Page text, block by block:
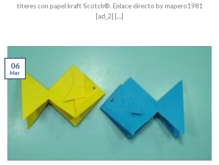
títeres con papel kraft Scotch®. Enlace directo by mapero1981
[ad_2] [...]
06
Mar